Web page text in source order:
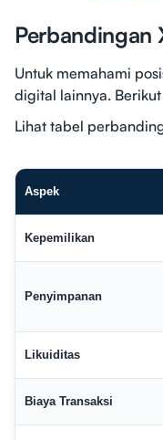
Perbandingan
Untuk memahami
digital lainnya.
Lihat tabel
Aspek
Kepemilikan
Penyimpanan
Likuiditas
Biaya Transaksi